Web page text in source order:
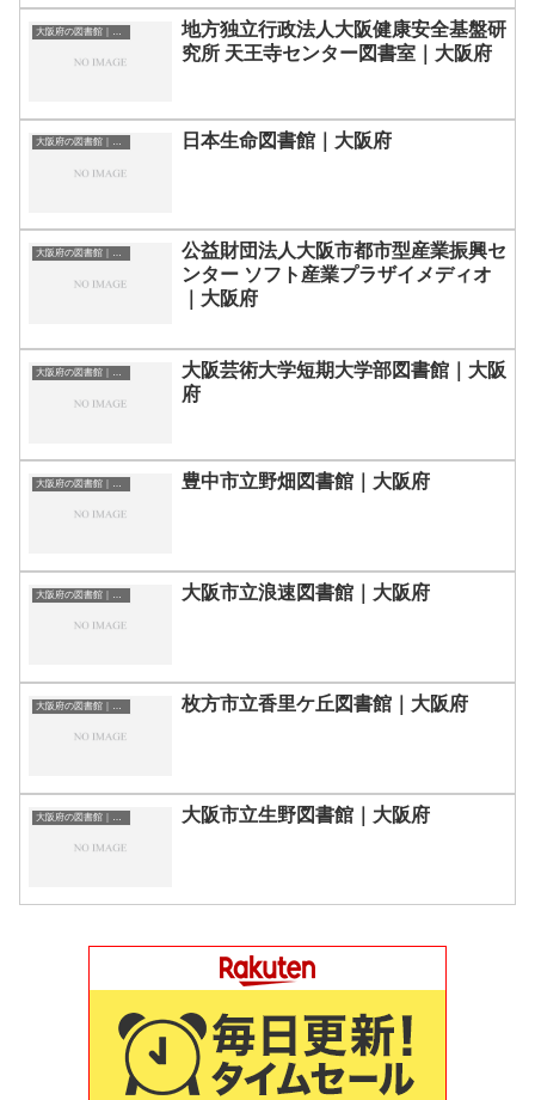
地方独立行政法人大阪健康安全基盤研
究所 天王寺センター図書室｜大阪府
大阪府の図書館｜勉強できる場所 日本生命図書館｜大阪府
大阪府の図書館｜勉強できる場所
公益財団法人大阪市都市型産業振興セ
ンター ソフト産業プラザイメディオ
｜大阪府
大阪府の図書館｜勉強できる場所
大阪芸術大学短期大学部図書館｜大阪
府
大阪府の図書館｜勉強できる場所 豊中市立野畑図書館｜大阪府
大阪市立浪速図書館｜大阪府
枚方市立香里ケ丘図書館｜大阪府
大阪市立生野図書館｜大阪府